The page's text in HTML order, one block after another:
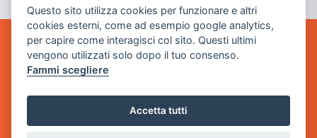
GAME WARP
BY POWER GAME SRL
Sede Legale
via Villaggio dei Platani, 3
- 25014 Castenedolo, Brescia
Questo sito utilizza cookies per funzionare e altri
cookies esterni, come ad esempio google analytics,
per capire come interagisci col sito. Questi ultimi
vengono utilizzati solo dopo il tuo consenso.
Fammi scegliere
Accetta tutti